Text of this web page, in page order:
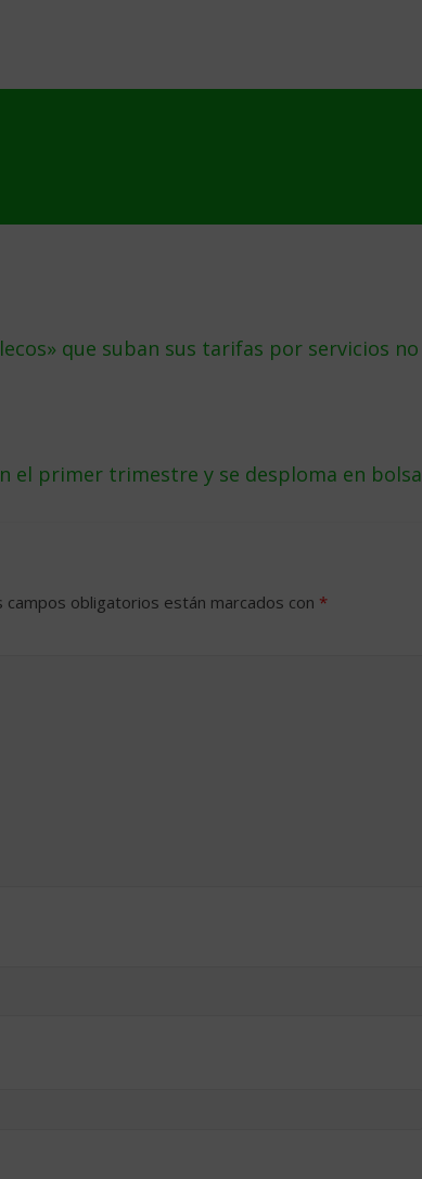
que suban sus tarifas por servicios no
el primer trimestre y se desploma en bolsa
campos obligatorios están marcados con *